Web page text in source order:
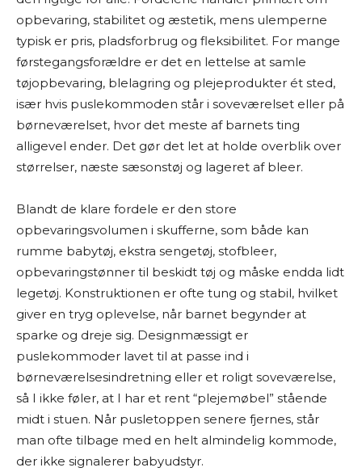
opbevaring, stabilitet og æstetik, mens ulemperne
typisk er pris, pladsforbrug og fleksibilitet. For mange
førstegangsforældre er det en lettelse at samle
tøjopbevaring, blelagring og plejeprodukter ét sted,
især hvis puslekommoden står i soveværelset eller på
børneværelset, hvor det meste af barnets ting
alligevel ender. Det gør det let at holde overblik over
størrelser, næste sæsonstøj og lageret af bleer.
Blandt de klare fordele er den store
opbevaringsvolumen i skufferne, som både kan
rumme babytøj, ekstra sengetøj, stofbleer,
opbevaringstønner til beskidt tøj og måske endda lidt
legetøj. Konstruktionen er ofte tung og stabil, hvilket
giver en tryg oplevelse, når barnet begynder at
sparke og dreje sig. Designmæssigt er
puslekommoder lavet til at passe ind i
børneværelsesindretning eller et roligt soveværelse,
så I ikke føler, at I har et rent “plejemøbel” stående
midt i stuen. Når pusletoppen senere fjernes, står
man ofte tilbage med en helt almindelig kommode,
der ikke signalerer babyudstyr.